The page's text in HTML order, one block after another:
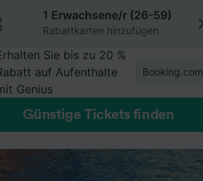
1 Erwachsene/r (26-59)
Rabattkarten hinzufügen
Sie bis zu 20 %
auf Aufenthalte
Genius
Booking.com
Günstige Tickets finden